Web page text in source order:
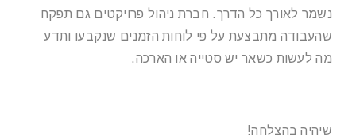
נשמר לאורך כל הדרך. חברת ניהול פרויקטים גם תפקח
שהעבודה מתבצעת על פי לוחות הזמנים שנקבעו ותדע
מה לעשות כשאר יש סטייה או הארכה.
שיהיה בהצלחה!